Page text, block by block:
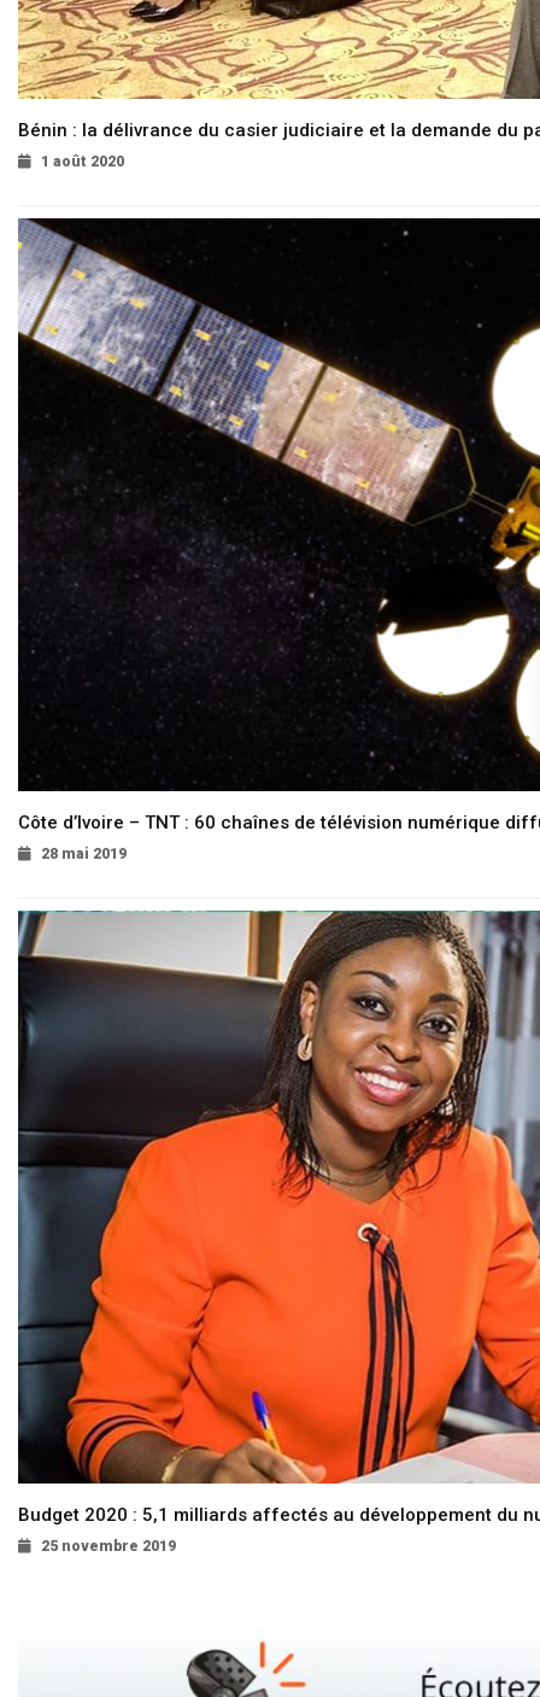
Bénin : la délivrance du casier judiciaire et la demande du
1 août 2020
Côte d’Ivoire – TNT : 60 chaînes de télévision numérique
28 mai 2019
Budget 2020 : 5,1 milliards affectés au développement du
25 novembre 2019